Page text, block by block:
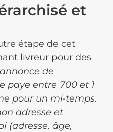
et
étape de cet
livreur pour des
de
paye entre 700 et 1
pour un mi-temps.
adresse et
(adresse, âge,